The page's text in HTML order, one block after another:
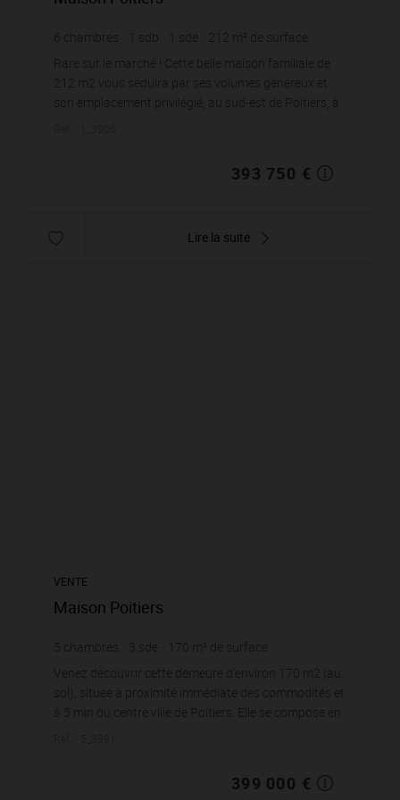
6 chambres sdb sde 212 m² de surface
prix / m²
Rare sur le marché ! Cette belle maison familiale de
212 m2 vous séduira par ses volumes généreux et
son emplacement privilégié, au sud-est de Poitiers, à
393 750 €
Lire la suite
VENTE
Maison Poitiers
5 chambres 3 sde 170 m² de surface
Venez découvrir cette demeure d'environ 170 m2 (au
sol), située à proximité immédiate des commodités et
à 5 min du centre ville de Poitiers. Elle se compose en
399 000 €